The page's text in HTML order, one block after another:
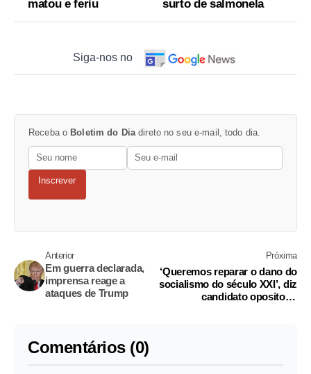
matou e feriu surto de salmonela
Siga-nos no
Receba o Boletim do Diadireto no seu e-mail, todo dia.
Inscrever
Anterior
Em guerra declarada,
imprensa reage a
ataques de Trump
Próxima
‘Queremos reparar o dano do
socialismo do século XXI’, diz
candidato opositor à
Comentários (0)